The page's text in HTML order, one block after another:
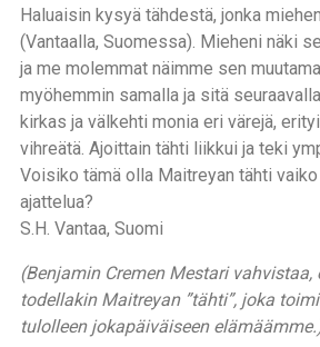
Haluaisin kysyä tähdestä, jonka
(Vantaalla, Suomessa). Mieheni näki
ja me molemmat näimme sen
myöhemmin samalla ja sitä
kirkas ja välkehti monia eri värejä,
vihreätä. Ajoittain tähti liikkui ja teki
Voisiko tämä olla Maitreyan tähti
ajattelua?
S.H. Vantaa, Suomi
(Benjamin Cremen Mestari
todellakin Maitreyan ”tähti”, joka
tulolleen jokapäiväiseen